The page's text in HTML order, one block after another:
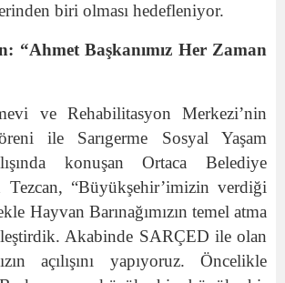
biri olması hedefleniyor.
“Ahmet Başkanımız Her Zaman
ve Rehabilitasyon Merkezi’nin
ile Sarıgerme Sosyal Yaşam
konuşan Ortaca Belediye
Tezcan, “Büyükşehir’imizin verdiği
Hayvan Barınağımızın temel atma
Akabinde SARÇED ile olan
açılışını yapıyoruz. Öncelikle